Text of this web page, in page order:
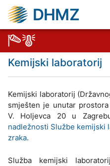
DHMZ
Kemijski laboratorij
Kemijski laboratorij
smješten je unutar
V. Holjevca 20 u
nadležnosti Službe kemijski
zraka.
Služba kemijski